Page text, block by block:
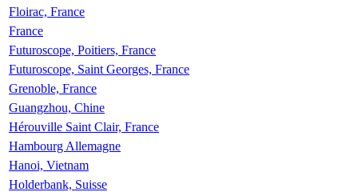
Floirac, France
France
Futuroscope, Poitiers, France
Futuroscope, Saint Georges, France
Grenoble, France
Guangzhou, Chine
Hérouville Saint Clair, France
Hambourg Allemagne
Hanoi, Vietnam
Holderbank, Suisse